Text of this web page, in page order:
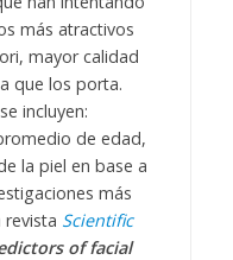
más atractivos
mayor calidad
que los porta.
incluyen:
de edad,
la piel en base a
más
revista Scientific
of facial